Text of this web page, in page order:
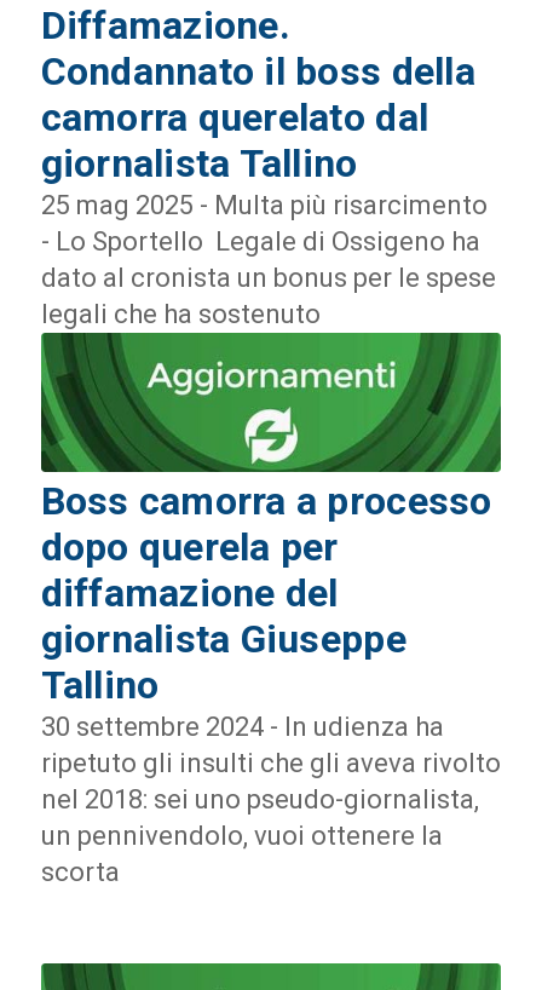
Diffamazione.
Condannato il boss della
camorra querelato dal
giornalista Tallino
25 mag 2025 - Multa più risarcimento
- Lo Sportello Legale di Ossigeno ha
dato al cronista un bonus per le spese
legali che ha sostenuto
Boss camorra a processo
dopo querela per
diffamazione del
giornalista Giuseppe
Tallino
30 settembre 2024 - In udienza ha
ripetuto gli insulti che gli aveva rivolto
nel 2018: sei uno pseudo-giornalista,
un pennivendolo, vuoi ottenere la
scorta